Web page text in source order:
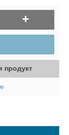
+
продукт